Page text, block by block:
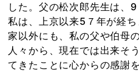
した。父の松次郎先生は、
私は、上京以来5７年が経
家以外にも、私の父や伯母
人々から、現在では出来そ
てきたことに心からの感謝